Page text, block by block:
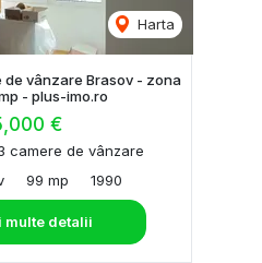
Harta
de vânzare Brasov - zona
- plus-imo.ro
€
camere de vânzare
99 mp 1990
multe detalii